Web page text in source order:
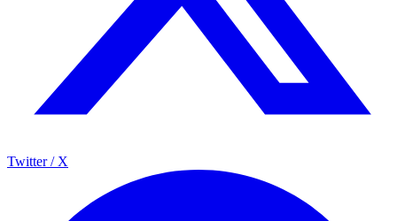
Twitter / X